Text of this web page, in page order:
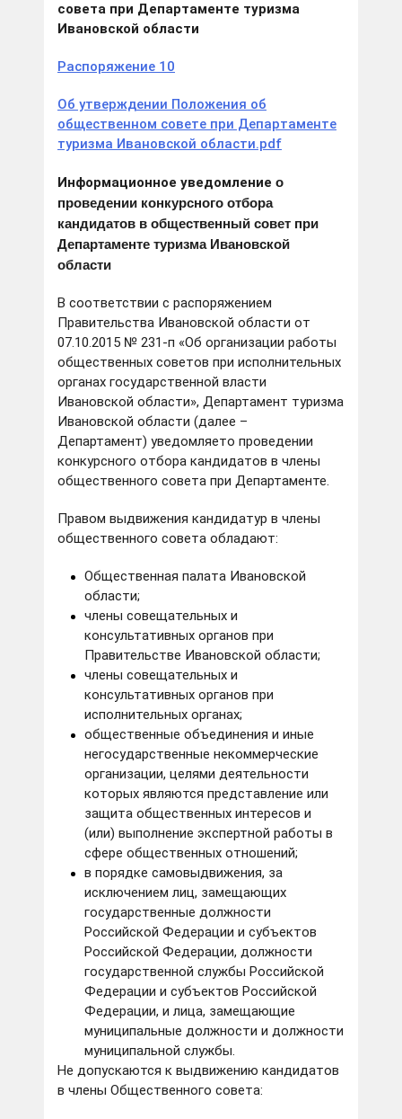
совета при Департаменте туризма
Ивановской области
Распоряжение 10
Об утверждении Положения об
общественном совете при Департаменте
туризма Ивановской области.pdf
Информационное уведомление о
проведении конкурсного отбора
кандидатов в общественный совет при
Департаменте туризма Ивановской
области
В соответствии с распоряжением
Правительства Ивановской области от
07.10.2015 № 231-п «Об организации работы
общественных советов при исполнительных
органах государственной власти
Ивановской области», Департамент туризма
Ивановской области (далее –
Департамент) уведомляето проведении
конкурсного отбора кандидатов в члены
общественного совета при Департаменте.
Правом выдвижения кандидатур в члены
общественного совета обладают:
Общественная палата Ивановской
области;
члены совещательных и
консультативных органов при
Правительстве Ивановской области;
члены совещательных и
консультативных органов при
исполнительных органах;
общественные объединения и иные
негосударственные некоммерческие
организации, целями деятельности
которых являются представление или
защита общественных интересов и
(или) выполнение экспертной работы в
сфере общественных отношений;
в порядке самовыдвижения, за
исключением лиц, замещающих
государственные должности
Российской Федерации и субъектов
Российской Федерации, должности
государственной службы Российской
Федерации и субъектов Российской
Федерации, и лица, замещающие
муниципальные должности и должности
муниципальной службы.
Не допускаются к выдвижению кандидатов
в члены Общественного совета: